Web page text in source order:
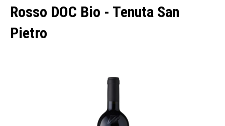
Rosso DOC Bio - Tenuta San
Pietro